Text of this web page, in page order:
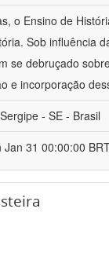
o Ensino de
Sob influência
se debruçado
e incorporação
- SE - Brasil
31 00:00:00